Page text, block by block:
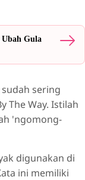
Ubah Gula
sering
The Way. Istilah
'ngomong-
digunakan di
ini memiliki